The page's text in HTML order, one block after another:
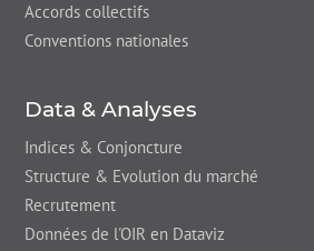
Accords collectifs
Conventions nationales
Data & Analyses
Indices & Conjoncture
Structure & Evolution du marché
Recrutement
Données de l'OIR en Dataviz